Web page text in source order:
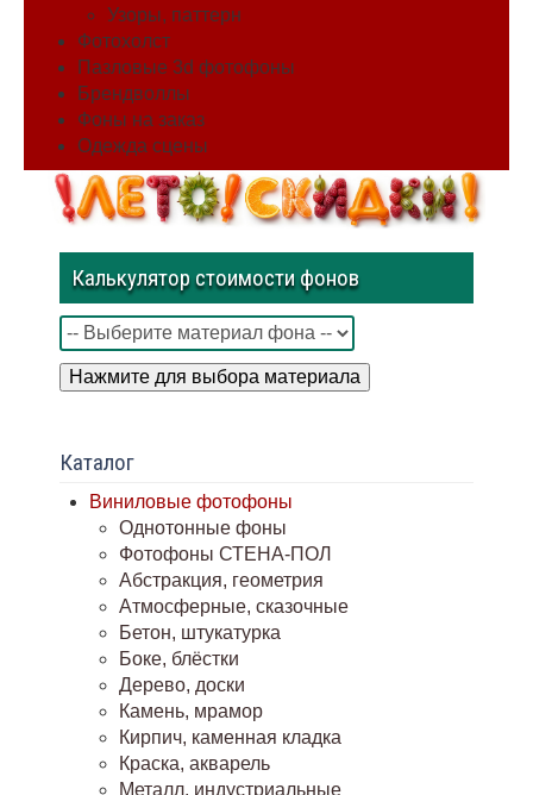
Узоры, паттерн
Фотохолст
Пазловые 3d фотофоны
Брендволлы
Фоны на заказ
Одежда сцены
Калькулятор стоимости фонов
Нажмите для выбора материала
Каталог
Виниловые фотофоны
Однотонные фоны
Фотофоны СТЕНА-ПОЛ
Абстракция, геометрия
Атмосферные, сказочные
Бетон, штукатурка
Боке, блёстки
Дерево, доски
Камень, мрамор
Кирпич, каменная кладка
Краска, акварель
Металл, индустриальные